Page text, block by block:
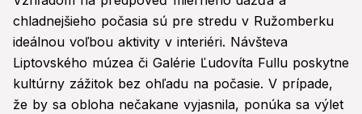
chladnejšieho počasia sú pre stredu v Ružomberku
ideálnou voľbou aktivity v interiéri. Návšteva
Liptovského múzea či Galérie Ľudovíta Fullu poskytne
kultúrny zážitok bez ohľadu na počasie. V prípade,
že by sa obloha nečakane vyjasnila, ponúka sa výlet